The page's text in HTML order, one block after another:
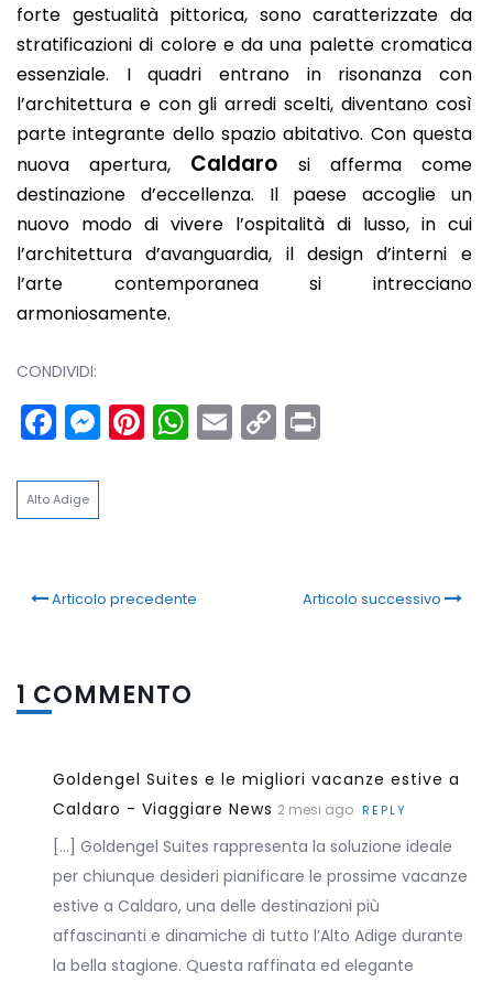
forte gestualità pittorica, sono caratterizzate da
stratificazioni di colore e da una palette cromatica
essenziale. I quadri entrano in risonanza con
l’architettura e con gli arredi scelti, diventano così
parte integrante dello spazio abitativo. Con questa
nuova apertura, Caldaro
si afferma come
destinazione d’eccellenza. Il paese accoglie un
nuovo modo di vivere l’ospitalità di lusso, in cui
l’architettura d’avanguardia, il design d’interni e
l’arte contemporanea si intrecciano
armoniosamente.
CONDIVIDI:
Facebook
Messenger
Pinterest
WhatsApp
Email
Copy
Link
Alto Adige
Articolo precedente Articolo successivo
1 COMMENTO
Goldengel Suites e le migliori vacanze estive a
Caldaro - Viaggiare News 2 mesi ago REPLY
[…] Goldengel Suites rappresenta la soluzione ideale
per chiunque desideri pianificare le prossime vacanze
estive a Caldaro, una delle destinazioni più
affascinanti e dinamiche di tutto l’Alto Adige durante
la bella stagione. Questa raffinata ed elegante